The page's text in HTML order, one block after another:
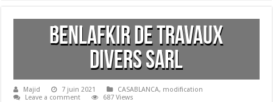
BENLAFKIR DE TRAVAUX
DIVERS SARL
Majid 7 juin 2021 CASABLANCA, modification
Leave a comment
687 Views